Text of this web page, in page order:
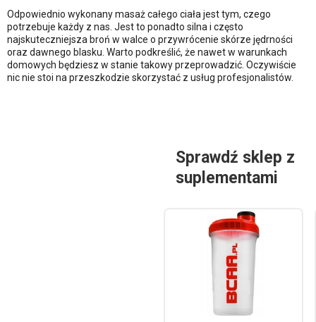
Odpowiednio wykonany masaż całego ciała jest tym, czego
potrzebuje każdy z nas. Jest to ponadto silna i często
najskuteczniejsza broń w walce o przywrócenie skórze jędrności
oraz dawnego blasku. Warto podkreślić, że nawet w warunkach
domowych będziesz w stanie takowy przeprowadzić. Oczywiście
nic nie stoi na przeszkodzie skorzystać z usług profesjonalistów.
Sprawdź sklep z
suplementami